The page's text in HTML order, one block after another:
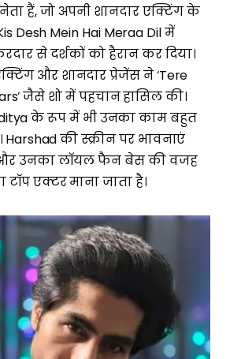
हैं, जो अपनी शानदार एक्टिंग के
Desh Mein Hai Meraa Dil में
से दर्शकों को हैरान कर दिया।
और शानदार प्रेजेंस ने ‘Tere
जैसे शो में पहचान हासिल की।
के रूप में भी उनका काम बहुत
की स्क्रीन पर भावनाएं
और उनका लॉयल फैन बेस की वजह
एक्टर माना जाता है।